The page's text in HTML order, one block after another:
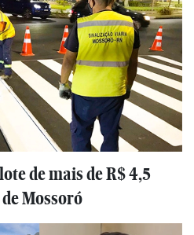
de mais de R$ 4,5
Mossoró